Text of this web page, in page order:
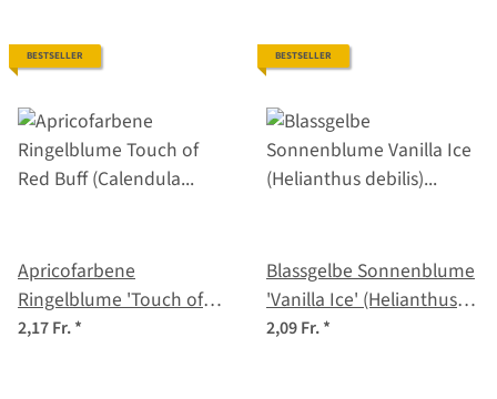
BESTSELLER
Apricofarbene
Ringelblume 'Touch of
Red Buff' (Calendula
2,17 Fr.*
BESTSELLER
Blassgelbe Sonnenblume
'Vanilla Ice' (Helianthus
debilis) Samen
2,09 Fr.*